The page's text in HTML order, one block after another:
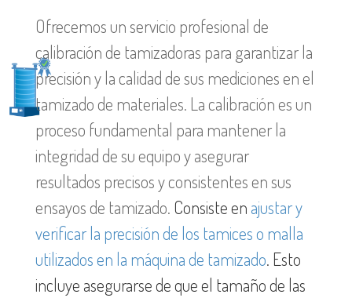
Ofrecemos un servicio profesional de
calibración de tamizadoras para garantizar la
precisión y la calidad de sus mediciones en el
tamizado de materiales. La calibración es un
proceso fundamental para mantener la
integridad de su equipo y asegurar
resultados precisos y consistentes en sus
ensayos de tamizado. Consiste en ajustar y
verificar la precisión de los tamices o malla
utilizados en la máquina de tamizado. Esto
incluye asegurarse de que el tamaño de las